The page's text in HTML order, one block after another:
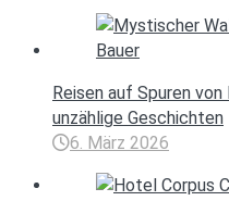
Reisen auf Spuren
unzählige Geschichten
6. März 2026